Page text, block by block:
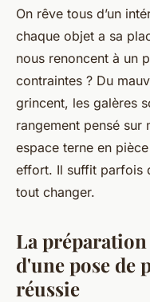
On rêve tous d’un
chaque objet a sa
nous renoncent à un
contraintes ? Du
grincent, les galères
rangement pensé sur
espace terne en
effort. Il suffit parfois
tout changer.
La
d'une pose de
réussie